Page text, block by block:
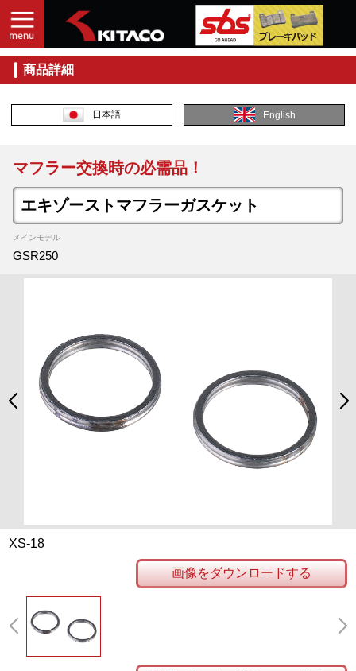
商品詳細
日本語 English
マフラー交換時の必需品！
エキゾーストマフラーガスケット
メインモデル
GSR250
XS-18
画像をダウンロードする